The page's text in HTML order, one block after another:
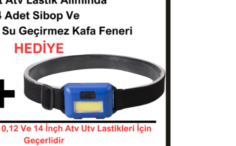
Sepete Ekle
DI2010 6Kat Radial
26914-DI2010
KARGO
BEDAVA
Lastiği
6.750,00 TL